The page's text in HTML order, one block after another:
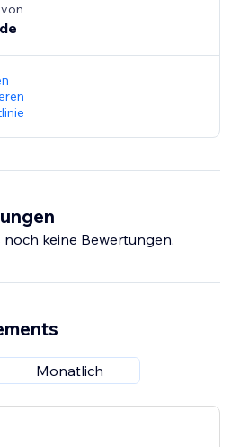
keine Bewertungen.
Monatlich